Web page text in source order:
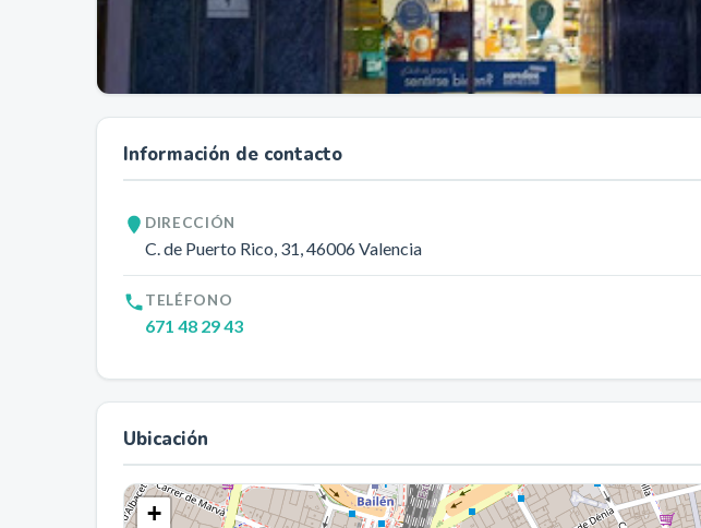
Información de contacto
DIRECCIÓN
C. de Puerto Rico, 31, 46006Valencia
TELÉFONO
671 48 29 43
Ubicación
+